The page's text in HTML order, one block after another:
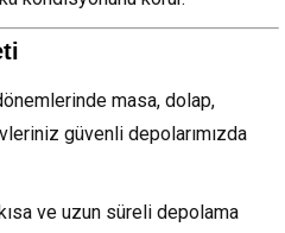
masa, dolap,
güvenli depolarımızda
ve uzun süreli depolama